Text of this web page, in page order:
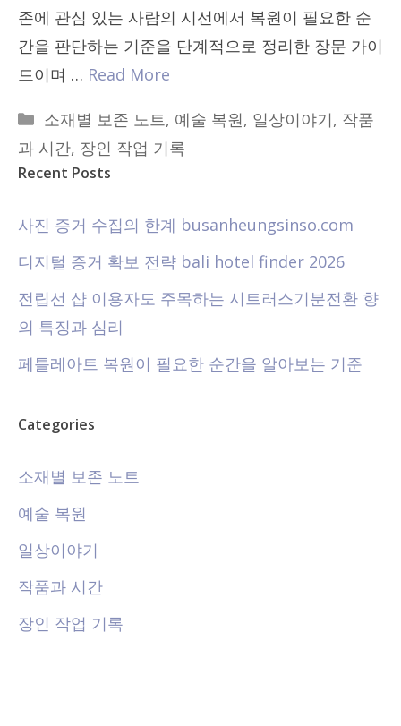
존에 관심 있는 사람의 시선에서 복원이 필요한 순
간을 판단하는 기준을 단계적으로 정리한 장문 가이
드이며 … Read More
Categories
소재별 보존 노트, 예술 복원, 일상이야기, 작품
과 시간, 장인 작업 기록
Recent Posts
사진 증거 수집의 한계 busanheungsinso.com
디지털 증거 확보 전략 bali hotel finder 2026
전립선 샵 이용자도 주목하는 시트러스기분전환 향
의 특징과 심리
페틀레아트 복원이 필요한 순간을 알아보는 기준
Categories
소재별 보존 노트
예술 복원
일상이야기
작품과 시간
장인 작업 기록